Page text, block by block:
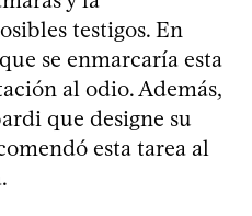
testigos. En
se enmarcaría esta
al odio. Además,
que designe su
esta tarea al